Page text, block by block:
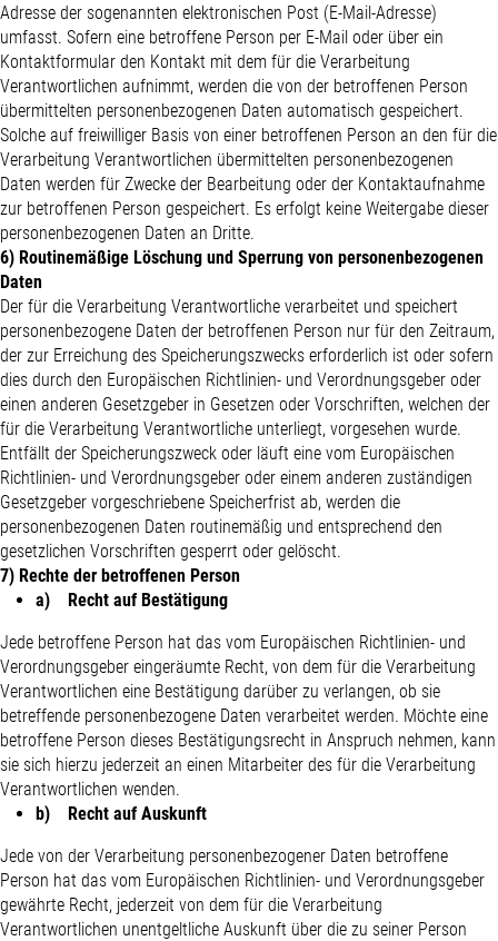
Adresse der sogenannten elektronischen Post (E-Mail-Adresse)
umfasst. Sofern eine betroffene Person per E-Mail oder über ein
Kontaktformular den Kontakt mit dem für die Verarbeitung
Verantwortlichen aufnimmt, werden die von der betroffenen Person
übermittelten personenbezogenen Daten automatisch gespeichert.
Solche auf freiwilliger Basis von einer betroffenen Person an den für die
Verarbeitung Verantwortlichen übermittelten personenbezogenen
Daten werden für Zwecke der Bearbeitung oder der Kontaktaufnahme
zur betroffenen Person gespeichert. Es erfolgt keine Weitergabe dieser
personenbezogenen Daten an Dritte.
6) Routinemäßige Löschung und Sperrung von personenbezogenen
Daten
Der für die Verarbeitung Verantwortliche verarbeitet und speichert
personenbezogene Daten der betroffenen Person nur für den Zeitraum,
der zur Erreichung des Speicherungszwecks erforderlich ist oder sofern
dies durch den Europäischen Richtlinien- und Verordnungsgeber oder
einen anderen Gesetzgeber in Gesetzen oder Vorschriften, welchen der
für die Verarbeitung Verantwortliche unterliegt, vorgesehen wurde.
Entfällt der Speicherungszweck oder läuft eine vom Europäischen
Richtlinien- und Verordnungsgeber oder einem anderen zuständigen
Gesetzgeber vorgeschriebene Speicherfrist ab, werden die
personenbezogenen Daten routinemäßig und entsprechend den
gesetzlichen Vorschriften gesperrt oder gelöscht.
7) Rechte der betroffenen Person
a) Recht auf Bestätigung
Jede betroffene Person hat das vom Europäischen Richtlinien- und
Verordnungsgeber eingeräumte Recht, von dem für die Verarbeitung
Verantwortlichen eine Bestätigung darüber zu verlangen, ob sie
betreffende personenbezogene Daten verarbeitet werden. Möchte eine
betroffene Person dieses Bestätigungsrecht in Anspruch nehmen, kann
sie sich hierzu jederzeit an einen Mitarbeiter des für die Verarbeitung
Verantwortlichen wenden.
b) Recht auf Auskunft
Jede von der Verarbeitung personenbezogener Daten betroffene
Person hat das vom Europäischen Richtlinien- und Verordnungsgeber
gewährte Recht, jederzeit von dem für die Verarbeitung
Verantwortlichen unentgeltliche Auskunft über die zu seiner Person